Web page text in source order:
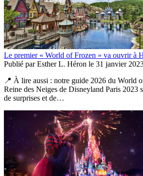
Le premier « World of Frozen » va ouvrir à
Publié parEsther L. Héron le 31 janvier
📍 À lire aussi : notre guide 2026 du World
Reine des Neiges de Disneyland Paris 2023
de surprises et de…